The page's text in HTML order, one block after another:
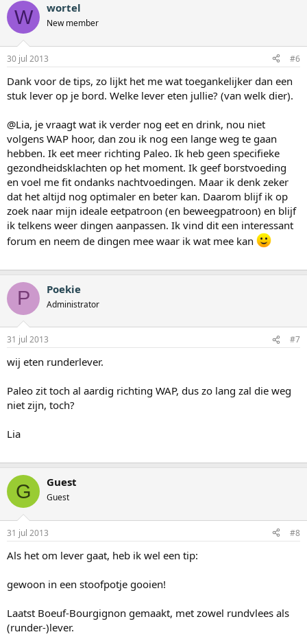
W wortel
New member
30 jul 2013 #6
Dank voor de tips, zo lijkt het me wat toegankelijker dan een
stuk lever op je bord. Welke lever eten jullie? (van welk dier).
@Lia, je vraagt wat ik verder nog eet en drink, nou niet
volgens WAP hoor, dan zou ik nog een lange weg te gaan
hebben. Ik eet meer richting Paleo. Ik heb geen specifieke
gezondheidsklachten op het moment. Ik geef borstvoeding
en voel me fit ondanks nachtvoedingen. Maar ik denk zeker
dat het altijd nog optimaler en beter kan. Daarom blijf ik op
zoek naar mijn ideale eetpatroon (en beweegpatroon) en blijf
ik telkens weer dingen aanpassen. Ik vind dit een interessant
forum en neem de dingen mee waar ik wat mee kan
P Poekie
Administrator
31 jul 2013 #7
wij eten runderlever.
Paleo zit toch al aardig richting WAP, dus zo lang zal die weg
niet zijn, toch?
Lia
G Guest
Guest
31 jul 2013 #8
Als het om lever gaat, heb ik wel een tip:
gewoon in een stoofpotje gooien!
Laatst Boeuf-Bourgignon gemaakt, met zowel rundvlees als
(runder-)lever.